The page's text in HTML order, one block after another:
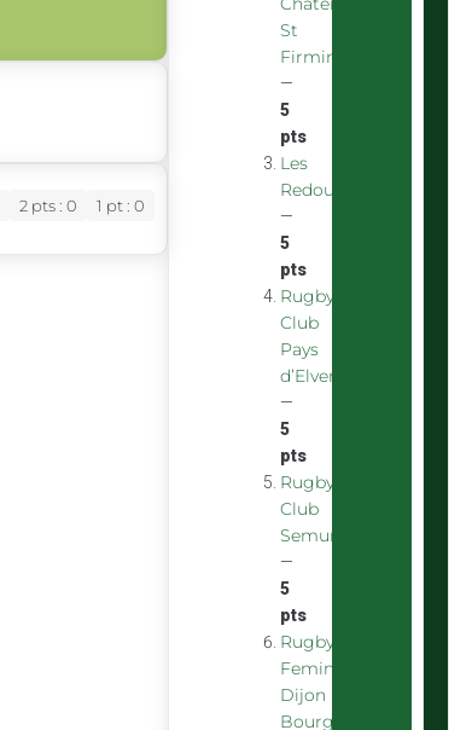
2 pts : 0 1 pt : 0
St
Firmin
—
5
pts
Les
Redoubstables
—
5
pts
Rugby
Club
Pays
d’Elven
—
5
pts
Rugby
Club
Semurois
—
5
pts
Rugby
Feminin
Dijon
Bourgogne